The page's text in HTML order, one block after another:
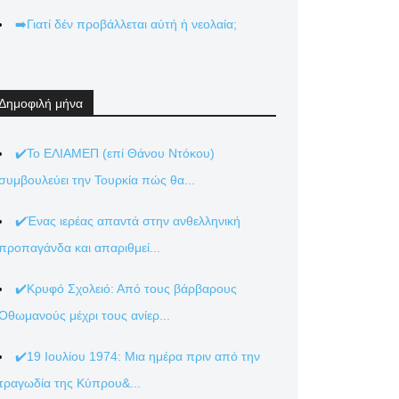
➡️Γιατί δέν προβάλλεται αὐτή ἡ νεολαία;
μήνα
✔️Το ΕΛΙΑΜΕΠ (επί Θάνου Ντόκου)
την Τουρκία πώς θα...
✔️Ένας ιερέας απαντά στην ανθελληνική
και απαριθμεί...
✔️Κρυφό Σχολειό: Από τους βάρβαρους
μέχρι τους ανίερ...
✔️19 Ιουλίου 1974: Μια ημέρα πριν από την
της Κύπρου&...